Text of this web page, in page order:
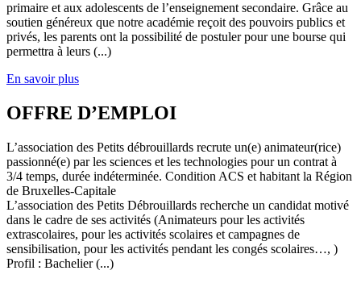
primaire et aux adolescents de l’enseignement secondaire. Grâce au
soutien généreux que notre académie reçoit des pouvoirs publics et
privés, les parents ont la possibilité de postuler pour une bourse qui
permettra à leurs (...)
En savoir plus
OFFRE D’EMPLOI
L’association des Petits débrouillards recrute un(e) animateur(rice)
passionné(e) par les sciences et les technologies pour un contrat à
3/4 temps, durée indéterminée. Condition ACS et habitant la Région
de Bruxelles-Capitale
L’association des Petits Débrouillards recherche un candidat motivé
dans le cadre de ses activités (Animateurs pour les activités
extrascolaires, pour les activités scolaires et campagnes de
sensibilisation, pour les activités pendant les congés scolaires…, )
Profil : Bachelier (...)